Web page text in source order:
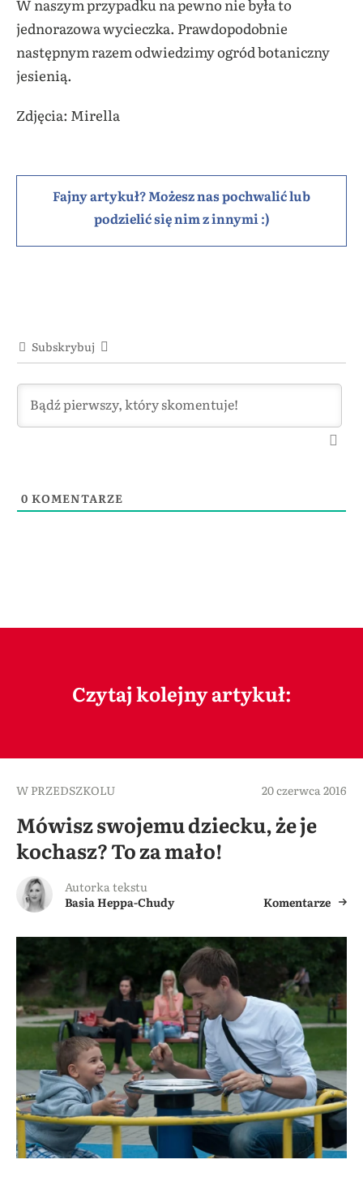
W naszym przypadku na pewno nie była to
jednorazowa wycieczka. Prawdopodobnie
następnym razem odwiedzimy ogród botaniczny
jesienią.
Zdjęcia: Mirella
Fajny artykuł? Możesz nas pochwalić lub
podzielić się nim z innymi :)
Subskrybuj
0 KOMENTARZE
Czytaj kolejny artykuł:
W PRZEDSZKOLU 20 czerwca 2016
Mówisz swojemu dziecku, że je
kochasz? To za mało!
Autorka tekstu
Basia Heppa-Chudy
Komentarze